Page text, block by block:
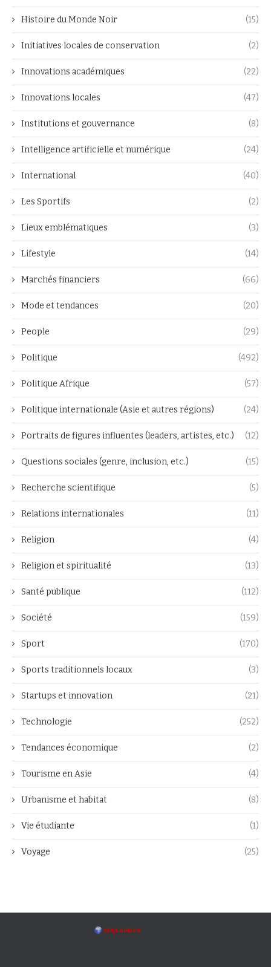
Histoire du Monde Noir (15)
Initiatives locales de conservation (2)
Innovations académiques (22)
Innovations locales (47)
Institutions et gouvernance (8)
Intelligence artificielle et numérique (24)
International (40)
Les Sportifs (2)
Lieux emblématiques (3)
Lifestyle (14)
Marchés financiers (66)
Mode et tendances (20)
People (29)
Politique (492)
Politique Afrique (57)
Politique internationale (Asie et autres régions) (24)
Portraits de figures influentes (leaders, artistes, etc.) (12)
Questions sociales (genre, inclusion, etc.) (15)
Recherche scientifique (5)
Relations internationales (11)
Religion (4)
Religion et spiritualité (13)
Santé publique (112)
Société (159)
Sport (170)
Sports traditionnels locaux (3)
Startups et innovation (21)
Technologie (252)
Tendances économique (2)
Tourisme en Asie (4)
Urbanisme et habitat (8)
Vie étudiante (1)
Voyage (25)